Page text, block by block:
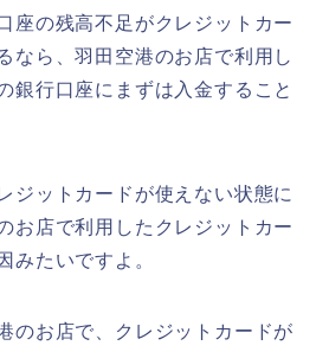
座の残高不足がクレジットカー
なら、羽田空港のお店で利用し
銀行口座にまずは入金すること
ジットカードが使えない状態に
お店で利用したクレジットカー
みたいですよ。
のお店で、クレジットカードが